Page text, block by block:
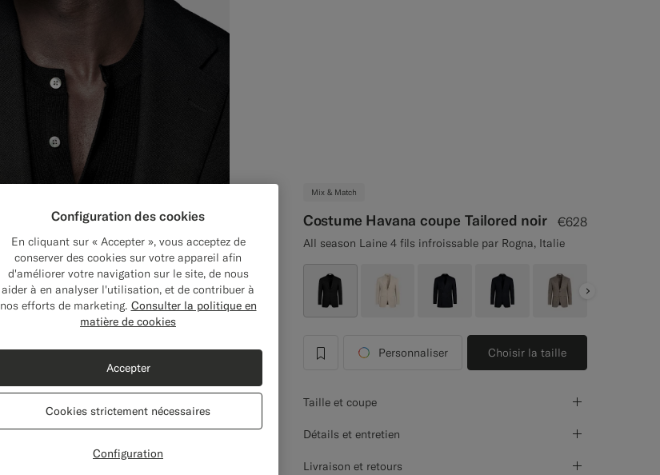
Mix & Match
Costume Havana coupe Tailored noir €628
All season Laine 4 fils infroissable par Rogna, Italie
Next
label.header.wishlist
Personnaliser Choisir la taille
Taille et coupe
Détails et entretien
Livraison et retours
Configuration des cookies
En cliquant sur « Accepter », vous acceptez de
conserver des cookies sur votre appareil afin
d'améliorer votre navigation sur le site, de nous
aider à en analyser l'utilisation, et de contribuer à
nos efforts de marketing. Consulter la politique en
matière de cookies
Configuration
Cookies strictement nécessaires
Accepter